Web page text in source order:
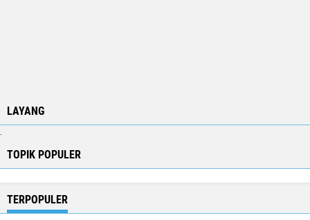
LAYANG
.
TOPIK POPULER
TERPOPULER